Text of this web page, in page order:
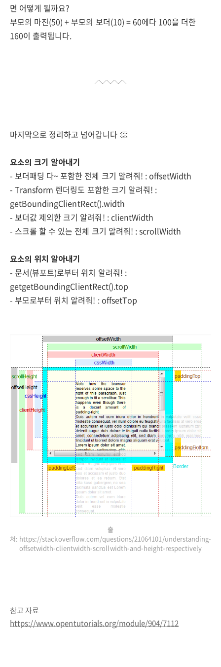
면 어떻게 될까요?
부모의 마진(50) + 부모의 보더(10) = 60에다 100을 더한
160이 출력됩니다.
마지막으로 정리하고 넘어갑니다 👏
요소의 크기 알아내기
- 보더패딩 다~ 포함한 전체 크기 알려줘! : offsetWidth
- Transform 렌더링도 포함한 크기 알려줘! :
getBoundingClientRect().width
- 보더값 제외한 크기 알려줘! : clientWidth
- 스크롤 할 수 있는 전체 크기 알려줘! : scrollWidth
요소의 위치 알아내기
- 문서(뷰포트)로부터 위치 알려줘! :
getgetBoundingClientRect().top
- 부모로부터 위치 알려줘! : offsetTop
출
처: https://stackoverflow.com/questions/21064101/understanding-
offsetwidth-clientwidth-scrollwidth-and-height-respectively
참고 자료
https://www.opentutorials.org/module/904/7112